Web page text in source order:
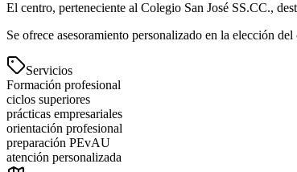
El centro, perteneciente al Colegio San José SS.CC.,
Se ofrece asesoramiento personalizado en la elección
Servicios
Formación profesional
ciclos superiores
prácticas empresariales
orientación profesional
preparación PEvAU
atención personalizada